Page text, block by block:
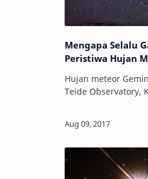
Mengapa Selalu
Peristiwa Hujan
Hujan meteor
Teide Observatory,
peristiwa hujan